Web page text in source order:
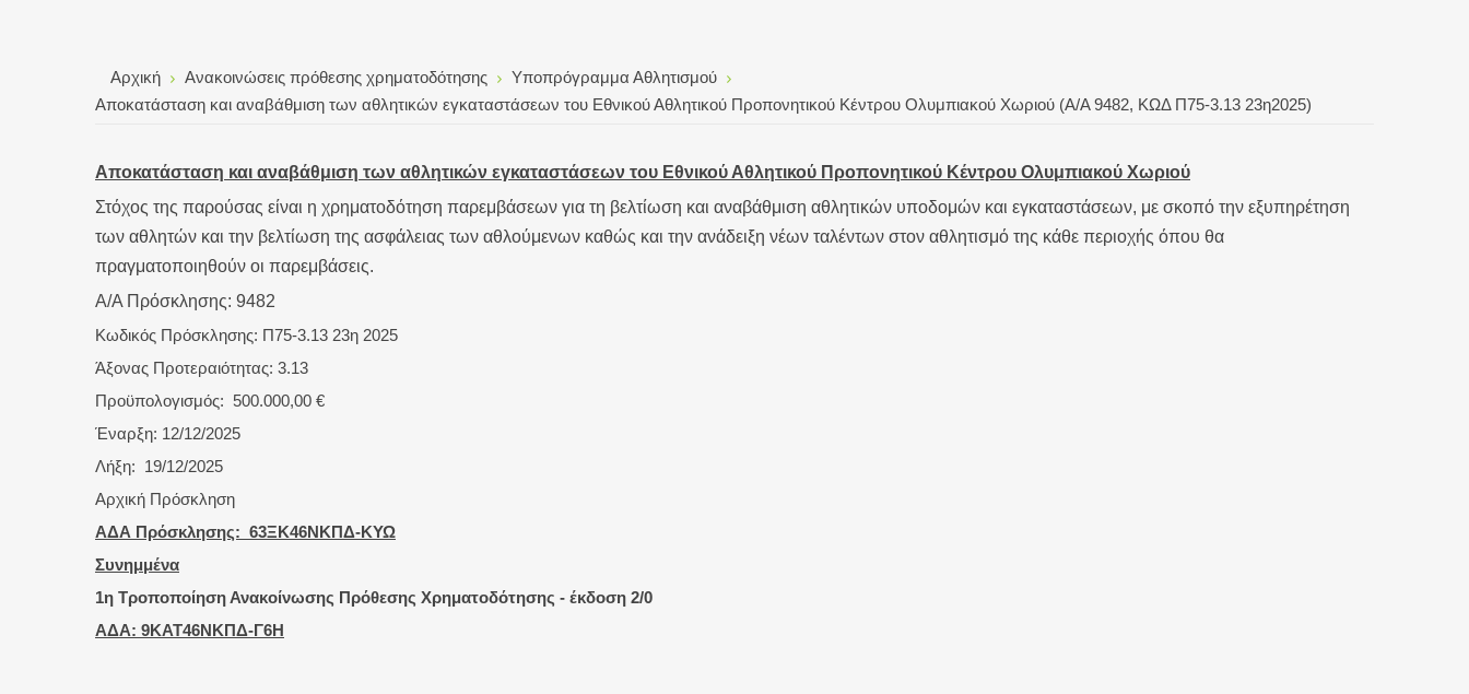
Αρχική Ανακοινώσεις πρόθεσης χρηματοδότησης
Υποπρόγραμμα Αθλητισμού
Αποκατάσταση και αναβάθμιση των αθλητικών εγκαταστάσεων του Εθνικού Αθλητικού Προπονητικού Κέντρου Ολυμπιακού Χωριού (Α/Α 9482, ΚΩΔ Π75-3.13 23η2025)
Αποκατάσταση και αναβάθμιση των αθλητικών εγκαταστάσεων του Εθνικού Αθλητικού Προπονητικού Κέντρου Ολυμπιακού Χωριού
Στόχος της παρούσας είναι η χρηματοδότηση παρεμβάσεων για τη βελτίωση και αναβάθμιση αθλητικών υποδομών και εγκαταστάσεων, με σκοπό την εξυπηρέτηση
των αθλητών και την βελτίωση της ασφάλειας των αθλούμενων καθώς και την ανάδειξη νέων ταλέντων στον αθλητισμό της κάθε περιοχής όπου θα
πραγματοποιηθούν οι παρεμβάσεις.
Α/Α Πρόσκλησης: 9482
Κωδικός Πρόσκλησης: Π75-3.13 23η 2025
Άξονας Προτεραιότητας: 3.13
Προϋπολογισμός: 500.000,00 €
Έναρξη: 12/12/2025
Λήξη: 19/12/2025
Αρχική Πρόσκληση
ΑΔΑ Πρόσκλησης: 63ΞΚ46ΝΚΠΔ-ΚΥΩ
Συνημμένα
1η Τροποποίηση Ανακοίνωσης Πρόθεσης Χρηματοδότησης - έκδοση 2/0
ΑΔΑ: 9ΚΑΤ46ΝΚΠΔ-Γ6Η